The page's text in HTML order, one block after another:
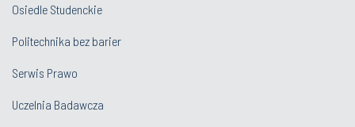
Osiedle Studenckie
Politechnika bez barier
Serwis Prawo
Uczelnia Badawcza